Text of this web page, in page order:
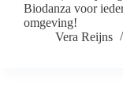
Biodanza voor
omgeving!
Vera Reijns